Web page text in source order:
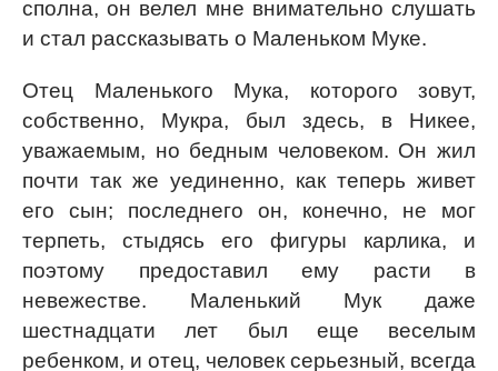
сполна, он велел мне внимательно слушать
и стал рассказывать о Маленьком Муке.
Отец Маленького Мука, которого зовут,
собственно, Мукра, был здесь, в Никее,
уважаемым, но бедным человеком. Он жил
почти так же уединенно, как теперь живет
его сын; последнего он, конечно, не мог
терпеть, стыдясь его фигуры карлика, и
поэтому предоставил ему расти в
невежестве. Маленький Мук даже
шестнадцати лет был еще веселым
ребенком, и отец, человек серьезный, всегда